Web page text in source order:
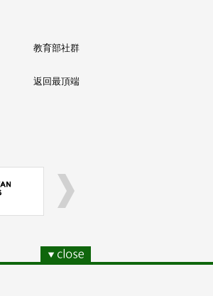
教育部社群
返回最頂端